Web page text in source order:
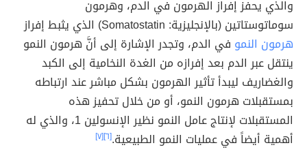
والذي يحفز إفراز الهرمون في الدم، وهرمون
سوماتوستاتين (بالإنجليزية: Somatostatin) الذي يثبط إفراز
هرمون النمو في الدم، وتجدر الإشارة إلى أنَّ هرمون النمو
ينتقل عبر الدم بعد إفرازه من الغدة النخامية إلى الكبد
والغضاريف ليبدأ تأثير الهرمون بشكل مباشر عند ارتباطه
بمستقبلات هرمون النمو، أو من خلال تحفيز هذه
المستقبلات لإنتاج عامل النمو نظير الإنسولين 1، والذي له
أهمية أيضاً في عمليات النمو الطبيعية.[٦] [٧]